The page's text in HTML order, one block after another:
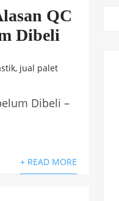
QC
Dibeli
, jual palet
Dibeli –
+ READ MORE